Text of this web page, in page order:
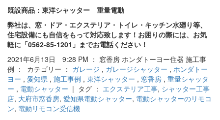
既設商品：東洋シャッター 重量電動
弊社は、窓・ドア・エクステリア・トイレ・キッチン水廻り等、
住宅設備にも自信をもって対応致します！お困りの際には、お気
軽に「0562-85-1201」までお電話ください！
2021年6月13日 9:28 PM ： 窓香房 ホンダトーヨー住器 施工事
例 ： カテゴリー ： ガレージ , ガレージシャッター , ホンダトー
ヨー , 愛知県 , 施工事例 , 東洋シャッター , 窓香房 , 重量シャッタ
ー , 電動シャッター | タグ ： エクステリア工事, シャッター工事
店, 大府市窓香房, 愛知県電動シャッター, 電動シャッターのリモコ
ン, 電動リモコン受信機